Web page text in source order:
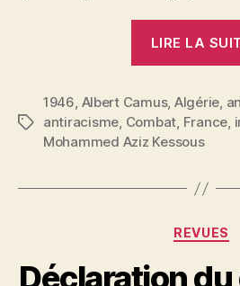
LIRE LA
Étiquettes
1946, Albert Camus, Algérie,
antiracisme, Combat, France,
Mohammed Aziz Kessous
REVUES
Déclaration